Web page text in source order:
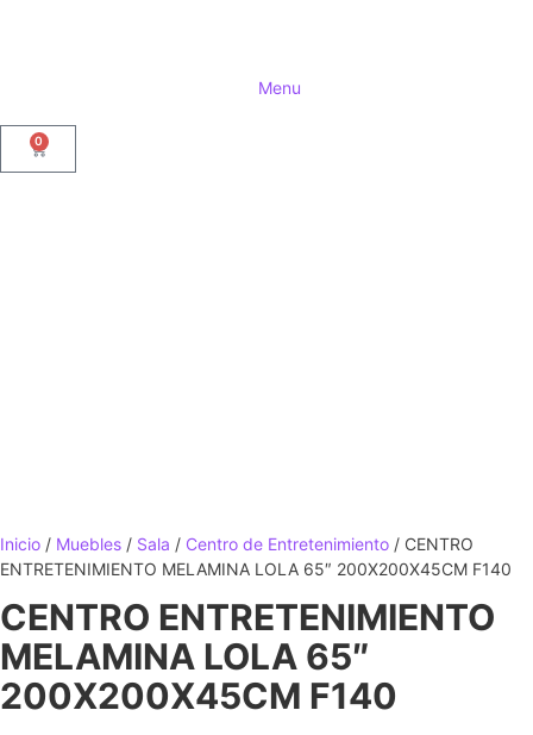
Menu
0
Inicio / Muebles / Sala / Centro de Entretenimiento / CENTRO
ENTRETENIMIENTO MELAMINA LOLA 65″ 200X200X45CM F140
CENTRO ENTRETENIMIENTO
MELAMINA LOLA 65″
200X200X45CM F140